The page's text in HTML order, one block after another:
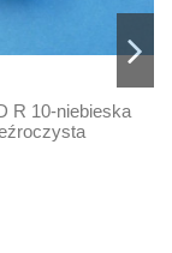
R 10-niebieska